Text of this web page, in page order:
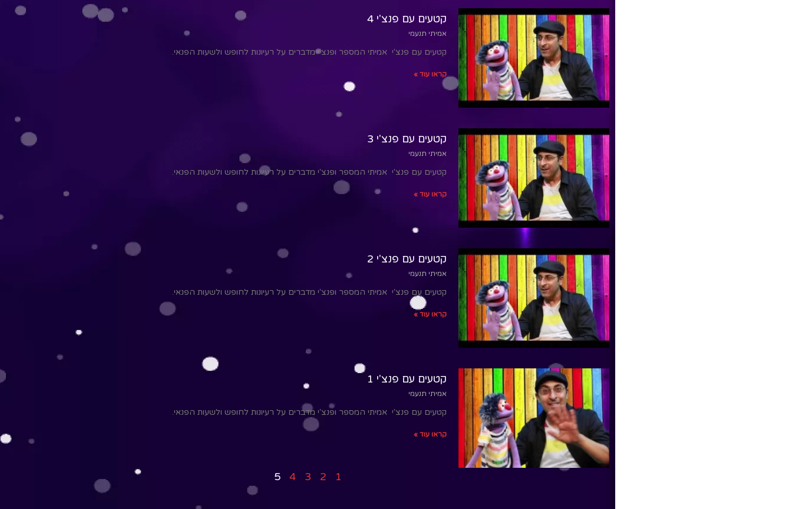
קטעים עם פנצ'י 4
אמיתי תנעמי
קטעים עם פנצ'י אמיתי המספר ופנצ'י מדברים על רעיונות לחופש ולשעות הפנאי.
קראו עוד »
קטעים עם פנצ'י 3
אמיתי תנעמי
קטעים עם פנצ'י אמיתי המספר ופנצ'י מדברים על רעיונות לחופש ולשעות הפנאי.
קראו עוד »
קטעים עם פנצ'י 2
אמיתי תנעמי
קטעים עם פנצ'י אמיתי המספר ופנצ'י מדברים על רעיונות לחופש ולשעות הפנאי.
קראו עוד »
קטעים עם פנצ'י 1
אמיתי תנעמי
קטעים עם פנצ'י אמיתי המספר ופנצ'י מדברים על רעיונות לחופש ולשעות הפנאי.
קראו עוד »
1
2
3
4
5